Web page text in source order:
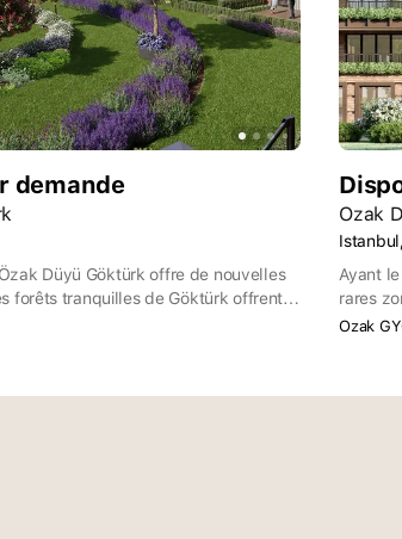
demande
Düyü Göktürk offre de nouvelles
forêts tranquilles de Göktürk offrent
ceux qui recherchent la paix et la
Ozak
Ayant
rares
concept
Ozak